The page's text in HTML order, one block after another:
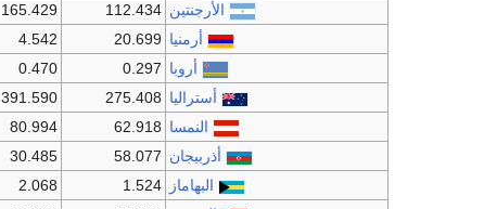
الأرجنتين 112.434
165.429
أرمنيا 20.699
4.542
أروبا 0.297
0.470
أستراليا 275.408
391.590
النمسا 62.918
80.994
أذربيجان 58.077
30.485
البهاماز
1.524
2.068